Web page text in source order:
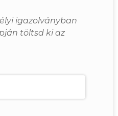
igazolványban
töltsd ki az